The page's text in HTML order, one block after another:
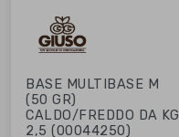
BASE MULTIBASE M
(50 GR)
CALDO/FREDDO DA KG
2,5 (00044250)